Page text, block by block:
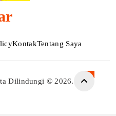
KontakTentang Saya
Dilindungi © 2026.